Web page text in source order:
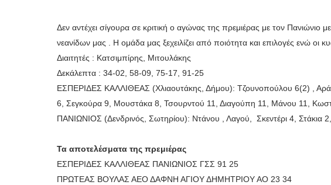
Δεν αντέχει σίγουρα σε κριτική ο αγώνας της πρεμιέρας με τον Πανιώνιο
νεανίδων μας . Η ομάδα μας ξεχειλίζει από ποιότητα και επιλογές ενώ οι
Διαιτητές : Κατσιμπίρης, Μιτουλάκης
Δεκάλεπτα : 34-02, 58-09, 75-17, 91-25
ΕΣΠΕΡΙΔΕΣ ΚΑΛΛΙΘΕΑΣ (Χλιαουτάκης, Δήμου): Τζουνοπούλου 6(2) ,
6, Σεγκούρα 9, Μουστάκα 8, Τσουρντού 11, Διαγούπη 11, Μάνου 11,
ΠΑΝΙΩΝΙΟΣ (Δενδρινός, Σωτηρίου): Ντάνου , Λαγού, Σκεντέρι 4,
Τα αποτελέσματα της πρεμιέρας
ΕΣΠΕΡΙΔΕΣ ΚΑΛΛΙΘΕΑΣ ΠΑΝΙΩΝΙΟΣ ΓΣΣ 91 25
ΠΡΩΤΕΑΣ ΒΟΥΛΑΣ ΑΕΟ ΔΑΦΝΗ ΑΓΙΟΥ ΔΗΜΗΤΡΙΟΥ ΑΟ 23 34